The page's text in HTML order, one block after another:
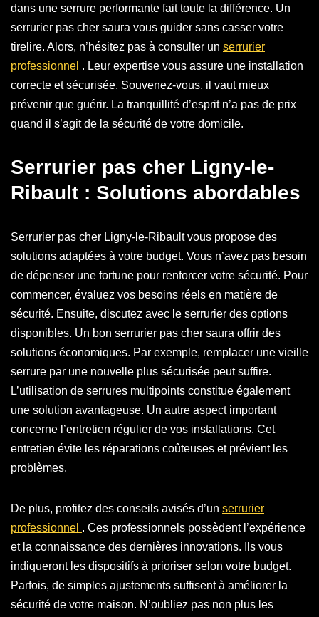
dans une serrure performante fait toute la différence. Un
serrurier pas cher saura vous guider sans casser votre
tirelire. Alors, n’hésitez pas à consulter un serrurier
professionnel . Leur expertise vous assure une installation
correcte et sécurisée. Souvenez-vous, il vaut mieux
prévenir que guérir. La tranquillité d’esprit n’a pas de prix
quand il s’agit de la sécurité de votre domicile.
Serrurier pas cher Ligny-le-
Ribault : Solutions abordables
Serrurier pas cher Ligny-le-Ribault vous propose des
solutions adaptées à votre budget. Vous n’avez pas besoin
de dépenser une fortune pour renforcer votre sécurité. Pour
commencer, évaluez vos besoins réels en matière de
sécurité. Ensuite, discutez avec le serrurier des options
disponibles. Un bon serrurier pas cher saura offrir des
solutions économiques. Par exemple, remplacer une vieille
serrure par une nouvelle plus sécurisée peut suffire.
L’utilisation de serrures multipoints constitue également
une solution avantageuse. Un autre aspect important
concerne l’entretien régulier de vos installations. Cet
entretien évite les réparations coûteuses et prévient les
problèmes.
De plus, profitez des conseils avisés d’un serrurier
professionnel . Ces professionnels possèdent l’expérience
et la connaissance des dernières innovations. Ils vous
indiqueront les dispositifs à prioriser selon votre budget.
Parfois, de simples ajustements suffisent à améliorer la
sécurité de votre maison. N’oubliez pas non plus les